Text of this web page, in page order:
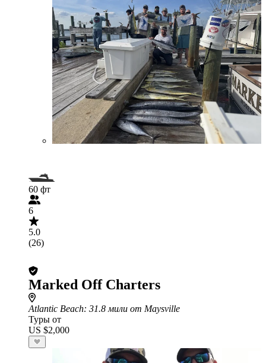
60 фт
6
5.0
(26)
Marked Off Charters
Atlantic Beach: 31.8 мили от Maysville
Туры от
US $2,000